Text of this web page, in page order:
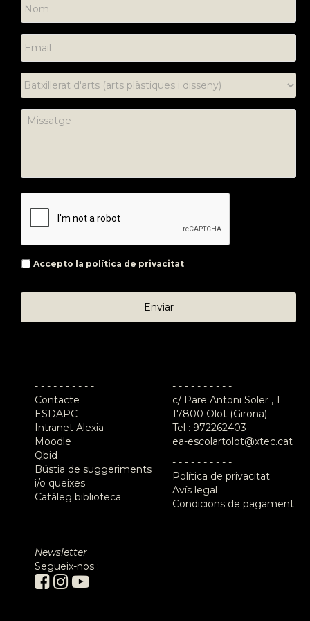
Accepto la política de privacitat
- - - - - - - - - -
Contacte
ESDAPC
Intranet Alexia
Moodle
Qbid
Bústia de suggeriments
i/o queixes
Catàleg biblioteca
- - - - - - - - - -
Newsletter
Segueix-nos :
- - - - - - - - - -
c/ Pare Antoni Soler , 1
17800 Olot (Girona)
Tel : 972262403
ea-escolartolot@xtec.cat
- - - - - - - - - -
Política de privacitat
Avís legal
Condicions de pagament